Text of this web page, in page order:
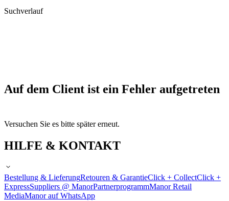
Suchverlauf
Auf dem Client ist ein Fehler aufgetreten
Versuchen Sie es bitte später erneut.
HILFE & KONTAKT
Bestellung & LieferungRetouren & GarantieClick + CollectClick +
ExpressSuppliers @ ManorPartnerprogrammManor Retail
MediaManor auf WhatsApp